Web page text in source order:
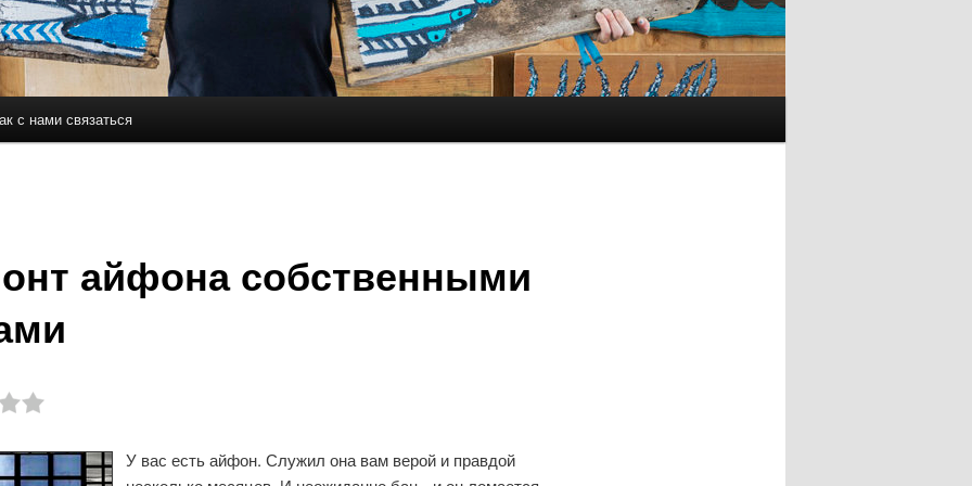
содержимому
с нами связаться
айфона собственными
У вас есть айфон. Служил она вам верой и правдой